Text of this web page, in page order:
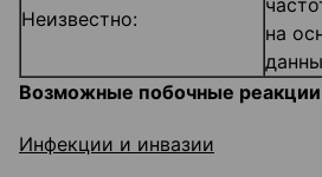
Неизвестно:
на
Возможные побочные реакции
Инфекции и инвазии